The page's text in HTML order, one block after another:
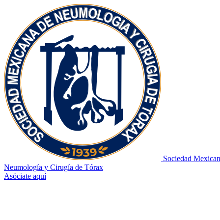
Sociedad
Neumología y Cirugía de Tórax
Asóciate aquí